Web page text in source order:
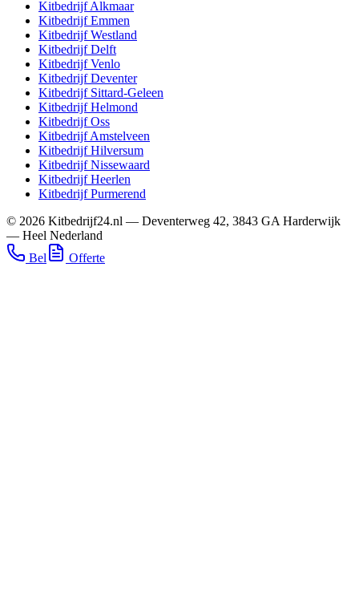
KitbedrijfAlkmaar
KitbedrijfEmmen
KitbedrijfWestland
KitbedrijfDelft
KitbedrijfVenlo
KitbedrijfDeventer
Kitbedrijf Sittard-Geleen
KitbedrijfHelmond
KitbedrijfOss
KitbedrijfAmstelveen
KitbedrijfHilversum
KitbedrijfNissewaard
KitbedrijfHeerlen
KitbedrijfPurmerend
© 2026 Kitbedrijf24.nl — Deventerweg 42, 3843 GA Harderwijk
— Heel Nederland
Bel
Offerte